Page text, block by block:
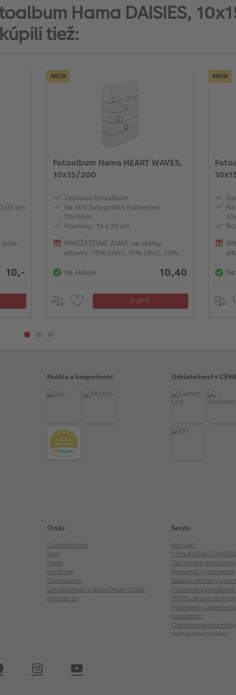
Hama DAISIES,
kúpili tiež:
cm
20%
10,-
AKCIA
Fotoalbum Hama HEART WAVES,
10x15/200
Zasúvací fotoalbum
Na 200 fotografií s rozmerom
10x15cm
Rozmery: 19 x 25 cm
MNOŽSTEVNÉ ZĽAVY na všetky
albumy: 10% (2ks), 15% (3ks), 20%
Na sklade
10,40
KÚPIŤ
AKCIA
Kvalita a bezpečnosť Udržateľnosť v
O nás
O spoločnosti
Blog
Press
Pre firmy
Compliance
Udržateľnosť v spoločnosti CEWE
Fotolab.cz
Servis
Kontakt
VYHLÁSENIE O
Obchodné
Reklamačný poriadok
Zásady ochrany
Poistenie a predĺžená
100% záruka
Podmienky
Newsletter
Odstúpenie od
Nastavenie cookies